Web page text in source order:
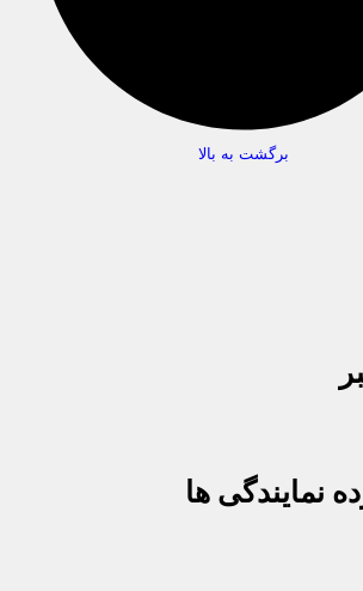
برگشت به بالا
نمایندگی ها